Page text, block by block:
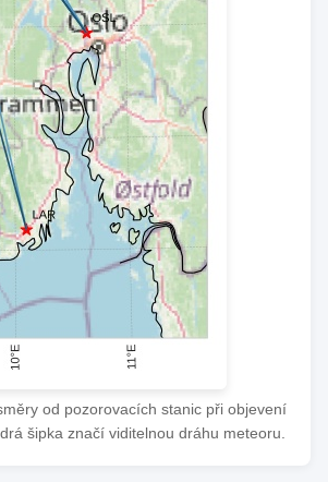
od pozorovacích stanic při objevení
šipka značí viditelnou dráhu meteoru.